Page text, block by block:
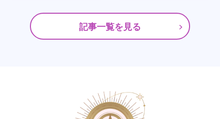
記事一覧を見る